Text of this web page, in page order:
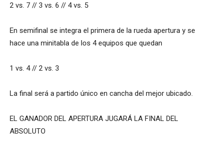
2 vs. 7 // 3 vs. 6 // 4 vs. 5
En semifinal se integra el primera de la rueda apertura y se
hace una minitabla de los 4 equipos que quedan
1 vs. 4 // 2 vs. 3
La final será a partido único en cancha del mejor ubicado.
EL GANADOR DEL APERTURA JUGARÁ LA FINAL DEL
ABSOLUTO